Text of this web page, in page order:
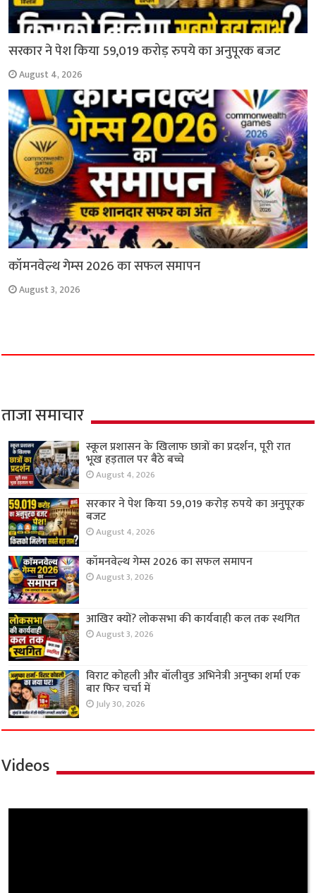
सरकार ने पेश किया 59,019 करोड़ रुपये का अनुपूरक बजट
August 4, 2026
कॉमनवेल्थ गेम्स 2026 का सफल समापन
August 3, 2026
ताजा समाचार
स्कूल प्रशासन के खिलाफ छात्रों का प्रदर्शन, पूरी रात
भूख हड़ताल पर बैठे बच्चे
August 4, 2026
सरकार ने पेश किया 59,019 करोड़ रुपये का अनुपूरक
बजट
August 4, 2026
कॉमनवेल्थ गेम्स 2026 का सफल समापन
August 3, 2026
आखिर क्यों? लोकसभा की कार्यवाही कल तक स्थगित
August 3, 2026
विराट कोहली और बॉलीवुड अभिनेत्री अनुष्का शर्मा एक
बार फिर चर्चा में
July 30, 2026
Videos